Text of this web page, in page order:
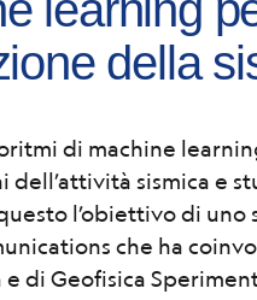
della
di machine
dell’attività sismica e
l’obiettivo di
che ha
di Geofisica